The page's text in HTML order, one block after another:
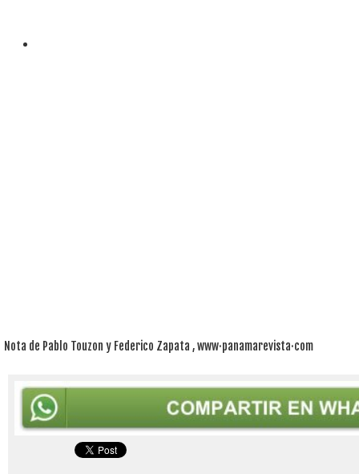
Nota de Pablo Touzon y Federico Zapata , www·panamarevista·com